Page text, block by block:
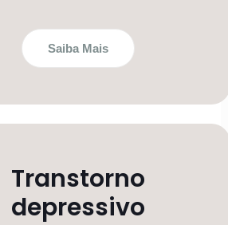
Saiba Mais
Transtorno
depressivo